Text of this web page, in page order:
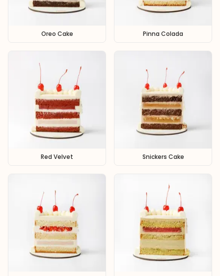
Oreo Cake Pinna Colada
Red Velvet Snickers Cake